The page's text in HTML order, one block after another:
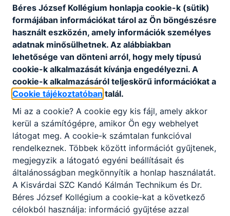
7. óra
13:00 – 13:40
8. óra
13:45 – 14:25
9. óra
14:30 – 15:15
10. óra
15:20 – 16:05
11. óra
16:10 – 16:55
12. óra
17:00 – 17:45
13. óra
17:50 – 18:35
14. óra
18:40 – 19:25
Rövidített
Béres József Kollégium honlapja cookie-k (sütik)
formájában információkat tárol az Ön böngészésre
használt eszközén, amely információk személyes
adatnak minősülhetnek. Az alábbiakban
lehetősége van dönteni arról, hogy mely típusú
cookie-k alkalmazását kívánja engedélyezni. A
cookie-k alkalmazásáról teljeskörű információkat a
Cookie tájékoztatóban talál.
Mi az a cookie? A cookie egy kis fájl, amely akkor
kerül a számítógépre, amikor Ön egy webhelyet
látogat meg. A cookie-k számtalan funkcióval
rendelkeznek. Többek között információt gyűjtenek,
megjegyzik a látogató egyéni beállításait és
általánosságban megkönnyítik a honlap használatát.
A Kisvárdai SZC Kandó Kálmán Technikum és Dr.
Béres József Kollégium a cookie-kat a következő
célokból használja: információ gyűjtése azzal